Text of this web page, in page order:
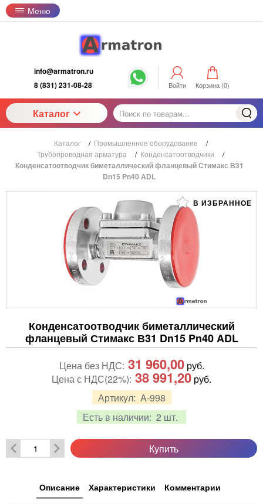
Меню
info@armatron.ru
8 (831) 231-08-28
Войти Корзина (0)
Каталог
Каталог / Промышленное оборудование
/
Трубопроводная арматура
/ Конденсатоотводчики /
Конденсатоотводчик биметаллический фланцевый Стимакс В31
Dn15 Pn40 ADL
В ИЗБРАННОЕ
Конденсатоотводчик биметаллический
фланцевый Стимакс В31 Dn15 Pn40 ADL
Артикул: A-998
Есть в наличии: 2 шт.
Цена без НДС: 31 960,00руб.
Цена с НДС(22%): 38 991,20 руб.
Купить
Описание Характеристики Комментарии